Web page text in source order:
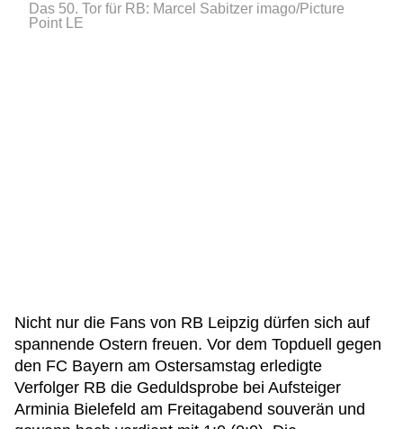
Das 50. Tor für RB: Marcel Sabitzer imago/Picture
Point LE
Nicht nur die Fans von RB Leipzig dürfen sich auf
spannende Ostern freuen. Vor dem Topduell gegen
den FC Bayern am Ostersamstag erledigte
Verfolger RB die Geduldsprobe bei Aufsteiger
Arminia Bielefeld am Freitagabend souverän und